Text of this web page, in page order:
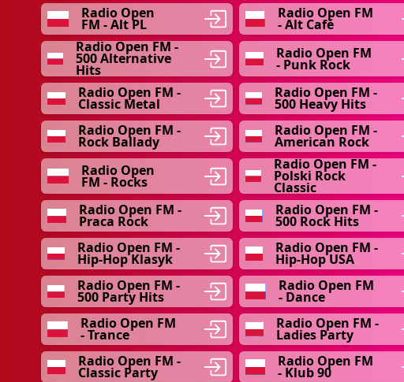
Radio Open
FM - Alt PL
Radio Open FM
- Alt Café
Radio Open FM -
500 Alternative
Hits
Radio Open FM
- Punk Rock
Radio Open FM -
Classic Metal
Radio Open FM -
500 Heavy Hits
Radio Open FM -
Rock Ballady
Radio Open FM -
American Rock
Radio Open
FM - Rocks
Radio Open FM -
Polski Rock
Classic
Radio Open FM -
Praca Rock
Radio Open FM -
500 Rock Hits
Radio Open FM -
Hip-Hop Klasyk
Radio Open FM -
Hip-Hop USA
Radio Open FM -
500 Party Hits
Radio Open FM
- Dance
Radio Open FM
- Trance
Radio Open FM -
Ladies Party
Radio Open FM -
Classic Party
Radio Open FM
- Klub 90